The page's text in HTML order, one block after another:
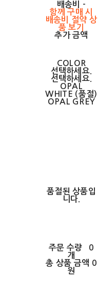
배송비 -
함께 구매 시
배송비 절약 상
품 보기
추가 금액
COLOR
선택하세요.
선택하세요.
OPAL
WHITE (품절)
OPAL GREY
품절된 상품입
니다.
주문 수량
0
개
총 상품 금액 0
원